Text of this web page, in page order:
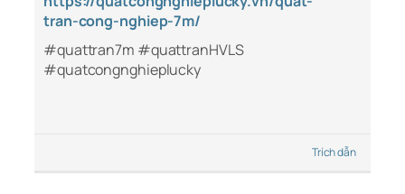
tran-cong-nghiep-7m/
#quattran7m #quattranHVLS
#quatcongnghieplucky
Trích dẫn